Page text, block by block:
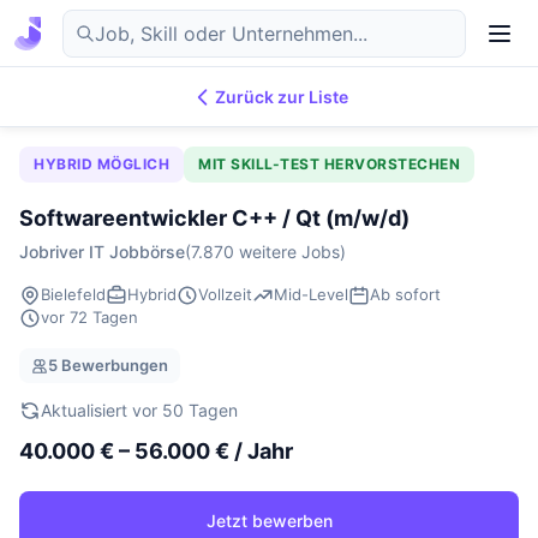
DE
Zurück zur Liste
HYBRID MÖGLICH MIT SKILL-TEST HERVORSTECHEN
Softwareentwickler C++ / Qt (m/w/d)
Jobriver IT Jobbörse(7.870 weitere Jobs)
Bielefeld Hybrid Vollzeit Mid-Level
Ab sofort
vor 72 Tagen
5 Bewerbungen
Aktualisiert vor 50 Tagen
40.000 € – 56.000 € / Jahr
Jetzt bewerben